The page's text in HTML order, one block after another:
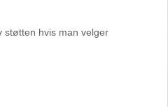
støtten hvis man velger